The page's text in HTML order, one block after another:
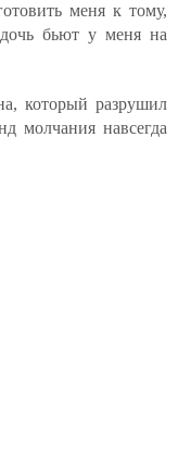
меня к тому,
бьют у меня на
который разрушил
молчания навсегда